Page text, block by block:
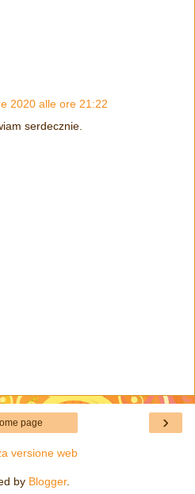
2020 alle ore 21:22
serdecznie.
›
page
versione web
by Blogger.